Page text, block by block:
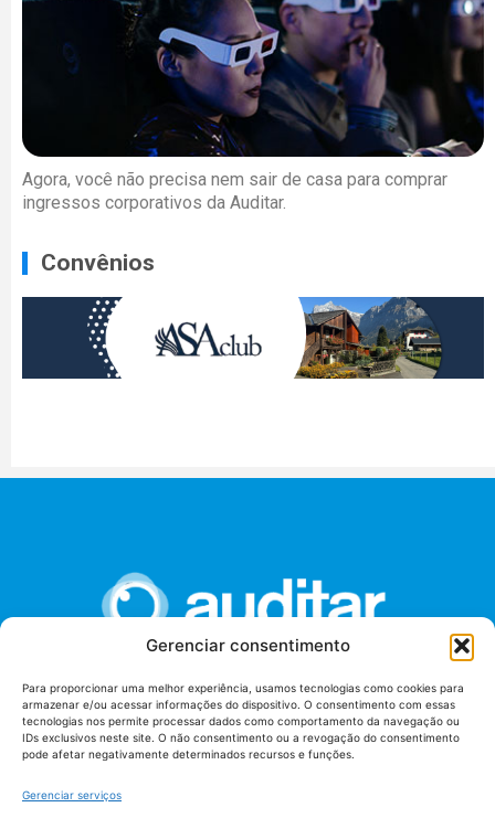
Gerenciar consentimento
Para proporcionar uma melhor experiência, usamos tecnologias como cookies para
armazenar e/ou acessar informações do dispositivo. O consentimento com essas
tecnologias nos permite processar dados como comportamento da navegação ou
IDs exclusivos neste site. O não consentimento ou a revogação do consentimento
pode afetar negativamente determinados recursos e funções.
Gerenciar serviços
Agora, você não precisa nem sair de casa para comprar
ingressos corporativos da Auditar.
Convênios
União dos Auditores Federais de Controle Externo -
AUDITAR
Setor de Administração Federal Sul (SAF/Sul), Qd. 04, Lt. 01
Tribunal de Contas da União (TCU), Subsolo, Sala S04